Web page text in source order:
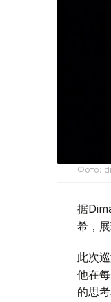
Фото:
据
希，
此次
他在
的思